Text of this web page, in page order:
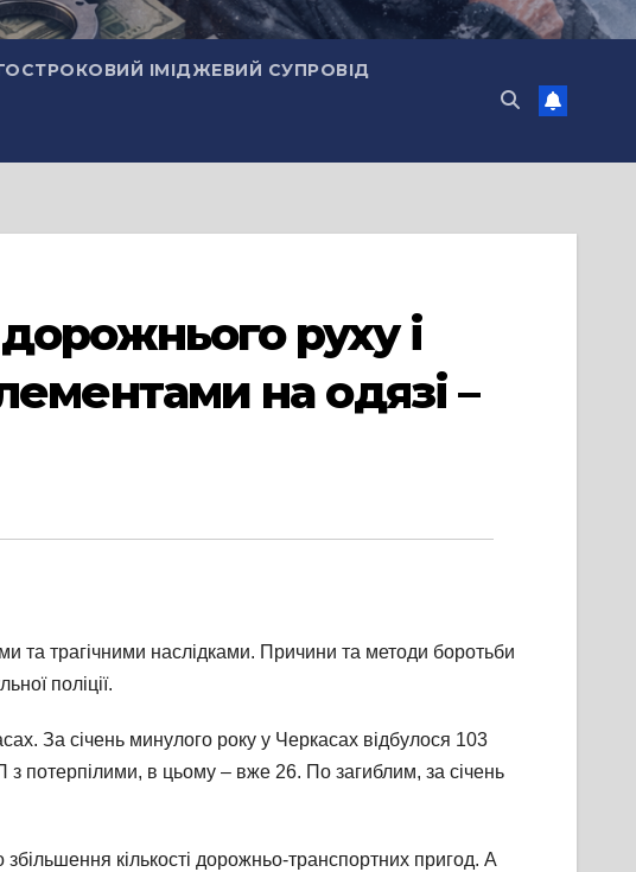
ІМІДЖЕВИЙ СУПРОВІД
руху і
на одязі –
та трагічними наслідками. Причини та методи боротьби
поліції.
За січень минулого року у Черкасах відбулося 103
потерпілими, в цьому – вже 26. По загиблим, за січень
кількості дорожньо-транспортних пригод. А